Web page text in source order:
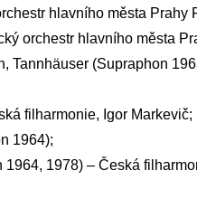
hlavního města Prahy
orchestr hlavního města
Tannhäuser (Supraphon
filharmonie, Igor Markevič;
1964);
1978) – Česká